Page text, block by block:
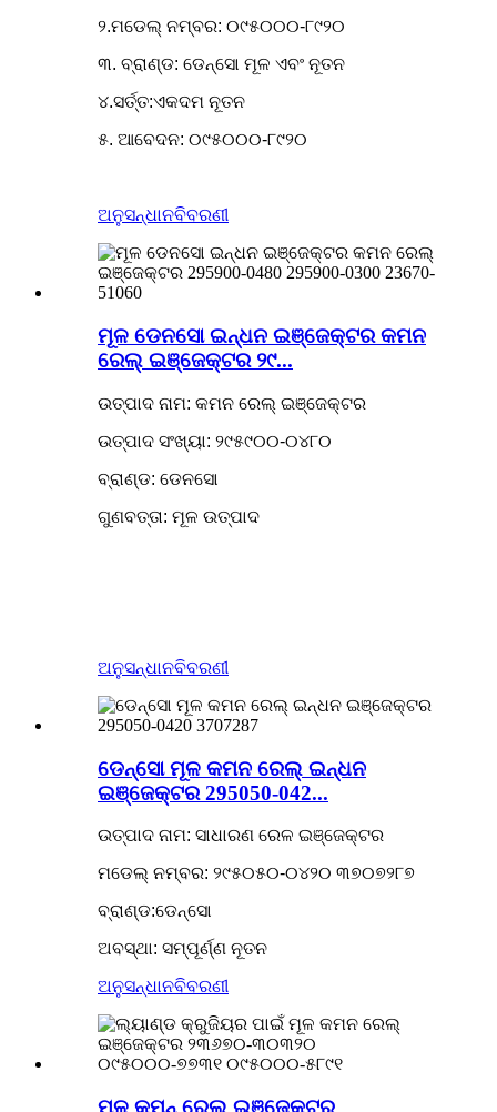
୨.ମଡେଲ୍ ନମ୍ବର: ୦୯୫୦୦୦-୮୯୨୦
୩. ବ୍ରାଣ୍ଡ: ଡେନ୍ସୋ ମୂଳ ଏବଂ ନୂତନ
୪.ସର୍ତ୍ତ:ଏକଦମ ନୂତନ
୫. ଆବେଦନ: ୦୯୫୦୦୦-୮୯୨୦
ଅନୁସନ୍ଧାନବିବରଣୀ
ମୂଳ ଡେନସୋ ଇନ୍ଧନ ଇଞ୍ଜେକ୍ଟର କମନ
ରେଲ୍ ଇଞ୍ଜେକ୍ଟର ୨୯...
ଉତ୍ପାଦ ନାମ: କମନ ରେଲ୍ ଇଞ୍ଜେକ୍ଟର
ଉତ୍ପାଦ ସଂଖ୍ୟା: ୨୯୫୯୦୦-୦୪୮୦
ବ୍ରାଣ୍ଡ: ଡେନସୋ
ଗୁଣବତ୍ତା: ମୂଳ ଉତ୍ପାଦ
ଅନୁସନ୍ଧାନବିବରଣୀ
ଡେନ୍ସୋ ମୂଳ କମନ ରେଲ୍ ଇନ୍ଧନ
ଇଞ୍ଜେକ୍ଟର 295050-042...
ଉତ୍ପାଦ ନାମ: ସାଧାରଣ ରେଳ ଇଞ୍ଜେକ୍ଟର
ମଡେଲ୍ ନମ୍ବର: ୨୯୫୦୫୦-୦୪୨୦ ୩୭୦୭୨୮୭
ବ୍ରାଣ୍ଡ:ଡେନ୍ସୋ
ଅବସ୍ଥା: ସମ୍ପୂର୍ଣ୍ଣ ନୂତନ
ଅନୁସନ୍ଧାନବିବରଣୀ
ମୂଳ କମନ୍ ରେଲ୍ ଇଞ୍ଜେକ୍ଟର୍